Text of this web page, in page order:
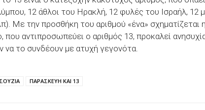
12 άθλοι του Ηρακλή, 12 φυλές του Ισραήλ, 12
Με την προσθήκη του αριθμού «ένα» σχηματίζεται
αντιπροσωπεύει ο αριθμός 13, προκαλεί
να το συνδέουν με ατυχή γεγονότα.
ΠΑΡΑΣΚΕΥΗ ΚΑΙ 13